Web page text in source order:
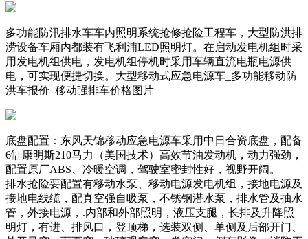
多功能防汛排水车车内照明系统抢修抢险工程车，大型防洪排
涝设备车厢内都装有飞利浦LED照明灯。在启动发电机组时采
用发电机组供电，发电机组停机时采用车辆直流电瓶电源供
电，可实现便捷切换。大型移动式应急电源车_多功能移动防
洪车报价_移动强排车价格图片
底盘配置：东风天锦移动应急电源车采用中日合资底盘，配备
6缸康明斯210马力（美国技术）高效节油发动机，动力强劲，
配置原厂ABS、冷暖空调，驾驶室密封性好，视野开阔。
排水抢险要配置有移动水泵、移动电源发电机组，接地电源及
接地电线缆，配真空强自吸泵，不锈钢潜水泵，排水管及抽水
管，外接电源，.内部和外部照明，液压支腿，长排及升降照
明灯，有进、排风口，登顶梯，选装双侧、单侧及后部开门、